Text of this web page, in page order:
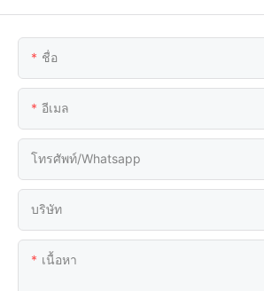
ชื่อ
อีเมล
โทรศัพท์/whatsapp
บริษัท
เนื้อหา